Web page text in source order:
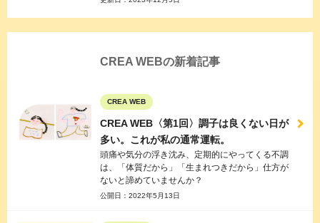
CREA WEBの新着記事
CREA WEB
CREA WEB〈第1回〉調子は良くない日が
多い。これが私の通常運転。
頭痛や気分の浮き沈み、定期的にやってくる不調
は、「体質だから」「生まれつきだから」仕方が
ないと諦めていませんか？
公開日： 2022年5月13日